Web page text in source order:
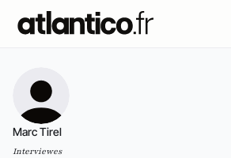
Marc Tirel
Interviewes